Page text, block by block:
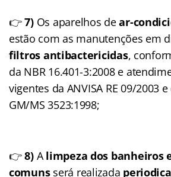
👉7) Os aparelhos dear-
estão com as manutenções em
filtros antibactericidas,
da NBR 16.401-3:2008 e
vigentes da ANVISA RE 09/2003
GM/MS 3523:1998;
👉8)Alimpeza dos banheiros
comunsserá realizada